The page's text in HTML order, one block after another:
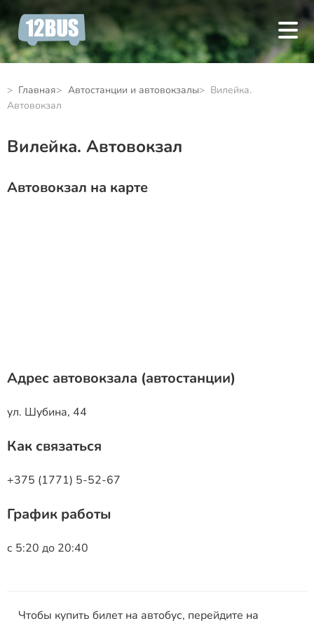
Главная Автостанции и автовокзалы
Вилейка.
Автовокзал
Вилейка. Автовокзал
Автовокзал на карте
Адрес автовокзала (автостанции)
ул. Шубина, 44
Как связаться
+375 (1771) 5-52-67
График работы
с 5:20 до 20:40
Чтобы купить билет на автобус, перейдите на